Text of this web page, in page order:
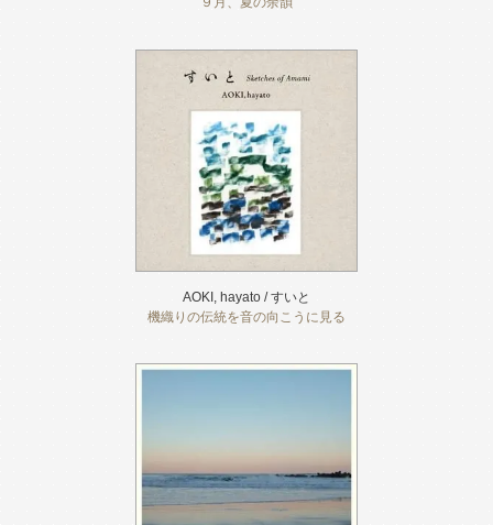
AOKI, hayato / すいと
機織りの伝統を音の向こうに見る